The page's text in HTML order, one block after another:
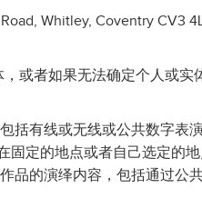
Whitley, Coventry CV3
或者如果无法确定个人或实
括有线或无线或公共数字表
固定的地点或者自己选定的
品的演绎内容，包括通过公